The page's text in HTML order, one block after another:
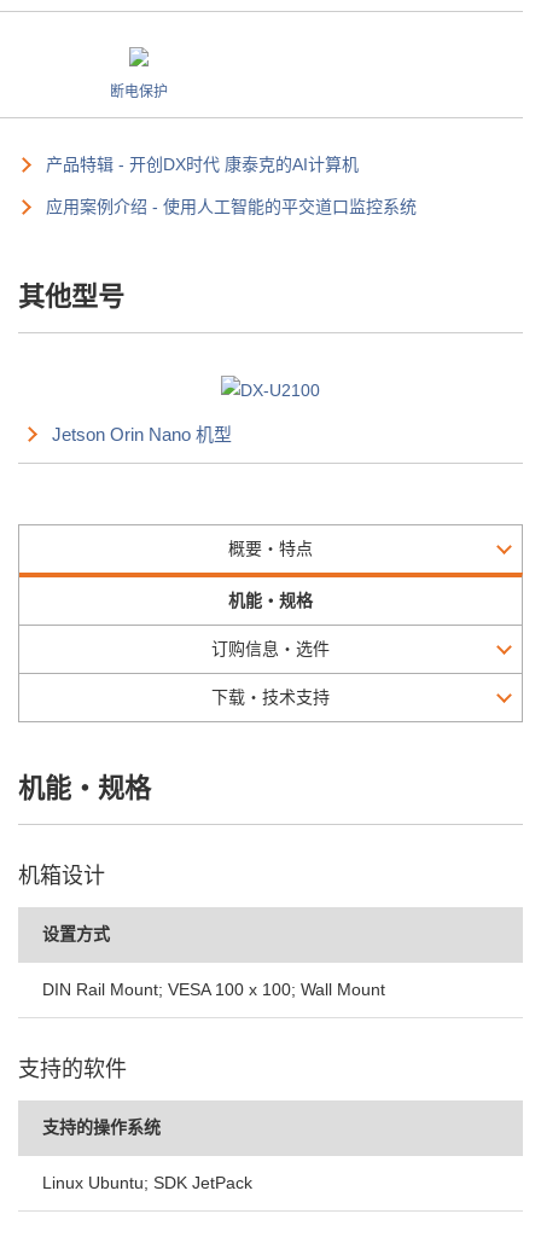
断电保护
产品特辑 - 开创DX时代 康泰克的AI计算机
应用案例介绍 - 使用人工智能的平交道口监控系统
其他型号
Jetson Orin Nano 机型
概要・特点
机能・规格
订购信息・选件
下载・技术支持
机能・规格
机箱设计
设置方式
DIN Rail Mount; VESA 100 x 100; Wall Mount
支持的软件
支持的操作系统
Linux Ubuntu; SDK JetPack